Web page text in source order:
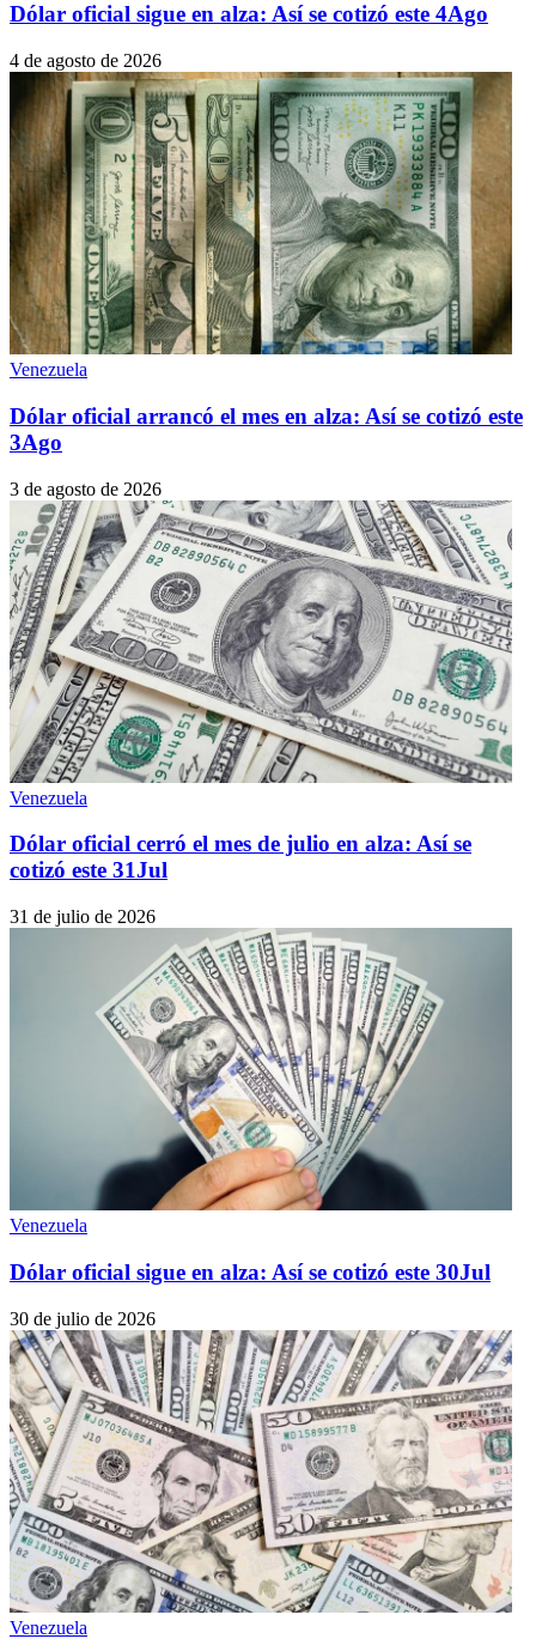
Dólar oficial sigue en alza: Así se cotizó este 4Ago
4 de agosto de 2026
Venezuela
Dólar oficial arrancó el mes en alza: Así se cotizó este
3Ago
3 de agosto de 2026
Venezuela
Dólar oficial cerró el mes de julio en alza: Así se
cotizó este 31Jul
31 de julio de 2026
Venezuela
Dólar oficial sigue en alza: Así se cotizó este 30Jul
30 de julio de 2026
Venezuela